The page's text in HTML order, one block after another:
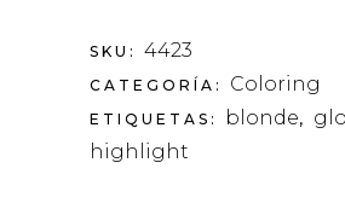
SKU: 4423
CATEGORÍA: Coloring
ETIQUETAS: blonde,
highlight